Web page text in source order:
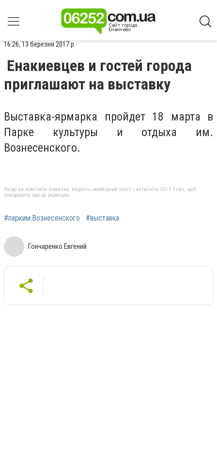
16:26, 13 березня 2017 р.
Енакиевцев и гостей города
приглашают на выставку
Выставка-ярмарка пройдет 18 марта в
Парке культуры и отдыха им.
Вознесенского.
Якщо ви помітили помилку, виділіть необхідний текст і натисніть Ctrl + Enter, щоб
повідомити про це редакцію
#парким.Вознесенского #выставка
Гончаренко Евгений